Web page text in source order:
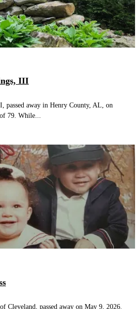
III
passed away in Henry County, AL, on
79. While...
Cleveland, passed away on May 9, 2026.